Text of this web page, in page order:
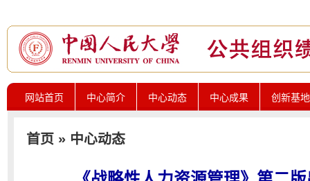
网站首页 中心简介 中心动态 中心成果 创新基地
首页» 中心动态